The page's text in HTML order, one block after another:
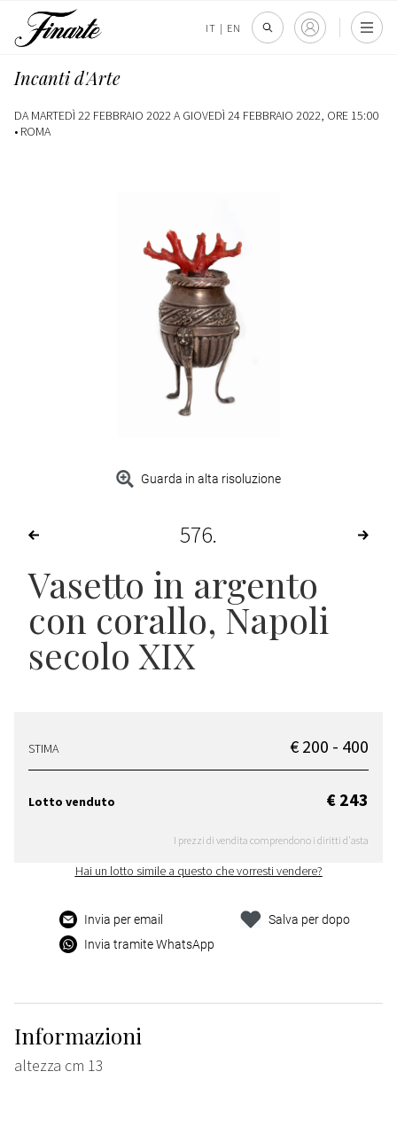
IT | EN
Incanti d'Arte
DA MARTEDÌ 22 FEBBRAIO 2022 A GIOVEDÌ 24 FEBBRAIO 2022, ORE 15:00
• ROMA
Guarda in alta risoluzione
576
Vasetto in argento
con corallo, Napoli
secolo XIX
STIMA € 200 - 400
Lotto venduto € 243
I prezzi di vendita comprendono i diritti d'asta
Hai un lotto simile a questo che vorresti vendere?
Invia per email
Invia tramite WhatsApp
Salva per dopo
Informazioni
altezza cm 13